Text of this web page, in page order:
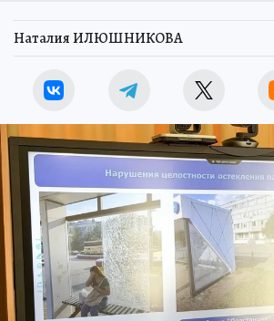
Наталия ИЛЮШНИКОВА